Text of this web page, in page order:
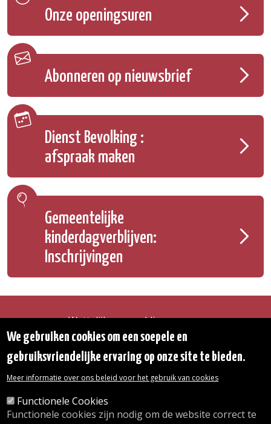
Onze openingsuren
Abonneren op nieuwsbrief
Dienst Bevolking :
afspraak maken
Gemeentelijke
kinderdagverblijven:
Inschrijvingen
Wettelijke vermeldingen
Toegankelijkheidsverklaring
Toegang tot het Gemeentehuis
De gemeente diensten
Contact
We gebruiken cookies om een soepele en
gebruiksvriendelijke ervaring op onze site te bieden.
Meer informatie over ons beleid voor het gebruik van cookies
Functionele Cookies
Functionele cookies zijn nodig om de website correct te